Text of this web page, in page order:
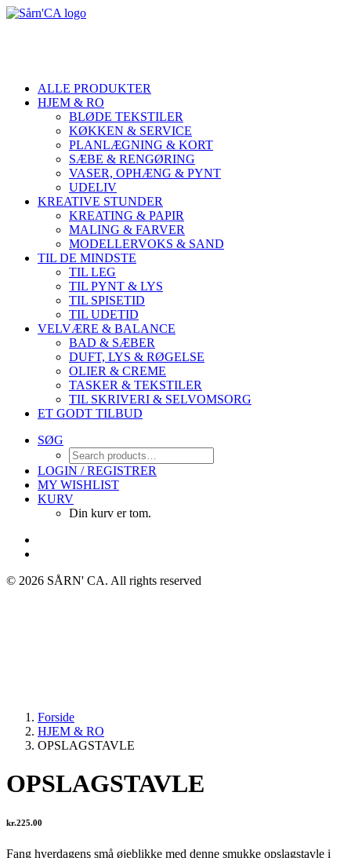
ALLE PRODUKTER
HJEM & RO
BLØDE TEKSTILER
KØKKEN & SERVICE
PLANLÆGNING & KORT
SÆBE & RENGØRING
VASER, OPHÆNG & PYNT
UDELIV
KREATIVE STUNDER
KREATING & PAPIR
MALING & FARVER
MODELLERVOKS & SAND
TIL DE MINDSTE
TIL LEG
TIL PYNT & LYS
TIL SPISETID
TIL UDETID
VELVÆRE & BALANCE
BAD & SÆBER
DUFT, LYS & RØGELSE
OLIER & CREME
TASKER & TEKSTILER
TIL SKRIVERI & SELVOMSORG
ET GODT TILBUD
SØG
LOGIN / REGISTRER
MY WISHLIST
KURV
Din kurv er tom.
© 2026 SÅRN' CA. All rights reserved
Forside
HJEM & RO
OPSLAGSTAVLE
OPSLAGSTAVLE
kr.225.00
Fang hverdagens små øjeblikke med denne smukke opslagstavle i